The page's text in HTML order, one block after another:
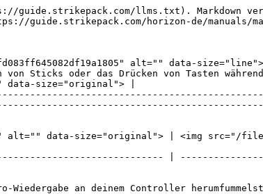
llms.txt). Markdown
guide.strikepack.com/horizon-de/manuals/
alt="" data-
Sticks oder das Drücken von Tasten
data-size="original"> |
alt="" data-size="original"> | <img src="/
|
an deinem Controller